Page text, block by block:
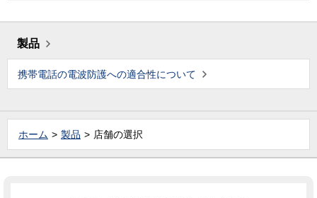
製品
携帯電話の電波防護への適合性について
ホーム 製品 店舗の選択